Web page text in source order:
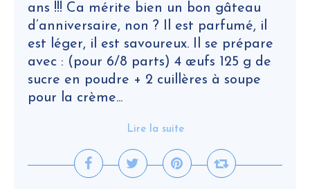
ans !!! Ca mérite bien un bon gâteau
d’anniversaire, non ? Il est parfumé, il
est léger, il est savoureux. Il se prépare
avec : (pour 6/8 parts) 4 œufs 125 g de
sucre en poudre + 2 cuillères à soupe
pour la crème...
Lire la suite